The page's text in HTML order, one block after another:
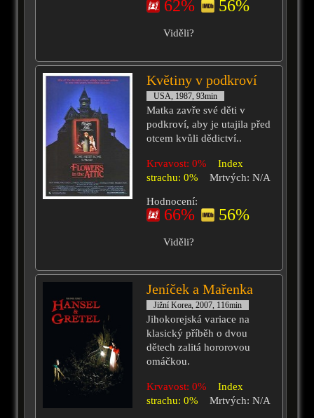
62% 56%
Viděli?
Květiny v podkroví
USA, 1987, 93min
Matka zavře své děti v
podkroví, aby je utajila před
otcem kvůli dědictví..
Krvavost: 0%
Index
strachu: 0%
Mrtvých: N/A
Hodnocení:
66% 56%
Viděli?
Jeníček a Mařenka
Jižní Korea, 2007, 116min
Jihokorejská variace na
klasický příběh o dvou
dětech zalitá hororovou
omáčkou.
Krvavost: 0%
Index
strachu: 0%
Mrtvých: N/A